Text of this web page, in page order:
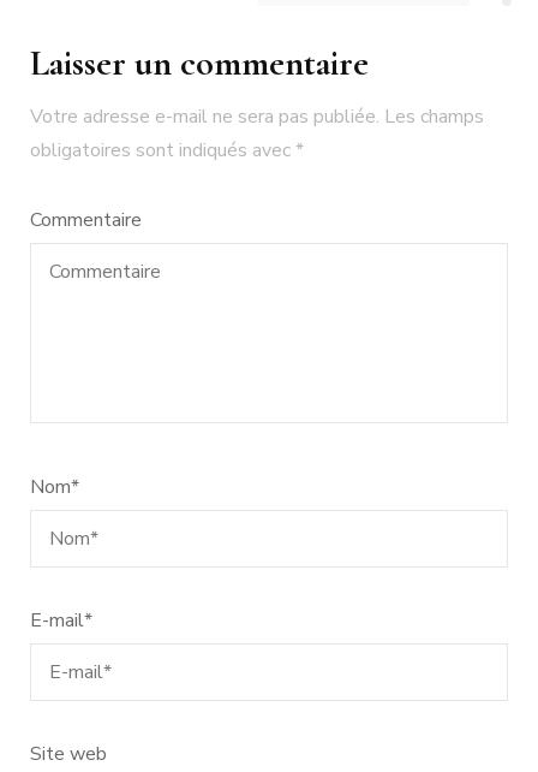
Laisser un commentaire
Votre adresse e-mail ne sera pas publiée. Les champs
obligatoires sont indiqués avec*
Commentaire
Nom*
E-mail*
Site web